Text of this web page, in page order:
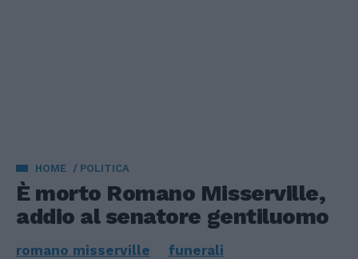
HOME POLITICA
È morto Romano Misserville,
addio al senatore gentiluomo
romano misserville funerali